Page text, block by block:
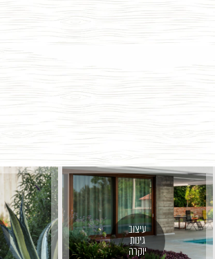
עיצוב
גינות
יוקרה